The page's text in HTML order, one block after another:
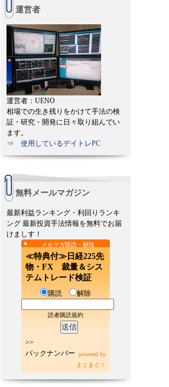
運営者
運営者：UENO
相場での生き残りをかけて手法の検
証・研究・開発に日々取り組んでい
ます。
⇒ 使用しているデイトレPC
無料メールマガジン
最新利益ランキング・利回りランキ
ング 最新投資手法情報を無料でお届
けましす！
メルマガ購読・解除
≪特典付≫日経225先
物・FX 裁量＆シス
テムトレード検証
購読 解除
読者購読規約
>>
バックナンバー
powered by
まぐまぐ！